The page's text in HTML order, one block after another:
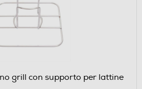
grill con supporto per lattine